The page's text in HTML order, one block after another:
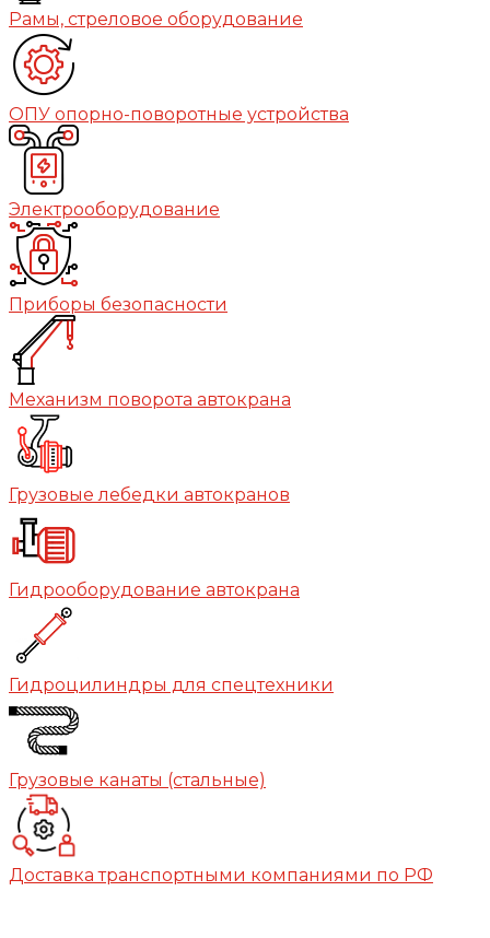
Рамы, стреловое оборудование
ОПУ опорно-поворотные устройства
Электрооборудование
Приборы безопасности
Механизм поворота автокрана
Грузовые лебедки автокранов
Гидрооборудование автокрана
Гидроцилиндры для спецтехники
Грузовые канаты (стальные)
Доставка транспортными компаниями по РФ